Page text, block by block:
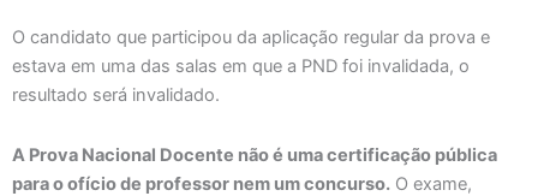
O candidato que participou da aplicação regular da prova e
estava em uma das salas em que a PND foi invalidada, o
resultado será invalidado.
A Prova Nacional Docente não é uma certificação pública
para o ofício de professor nem um concurso. O exame,